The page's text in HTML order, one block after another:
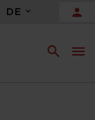
DE person
search menu